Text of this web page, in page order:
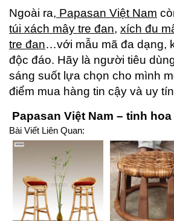
Ngoài ra, Papasan Việt Nam
túi xách mây tre đan, xích đu
tre đan…với mẫu mã đa dạng,
độc đáo. Hãy là người tiêu
sáng suốt lựa chọn cho mình
điểm mua hàng tin cậy và uy
Papasan Việt Nam – tinh
Bài Viết Liên Quan: